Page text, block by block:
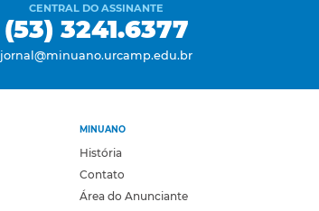
CENTRAL DO ASSINANTE
(53) 3241.6377
jornal@minuano.urcamp.edu.br
MINUANO
História
Contato
Área do Anunciante